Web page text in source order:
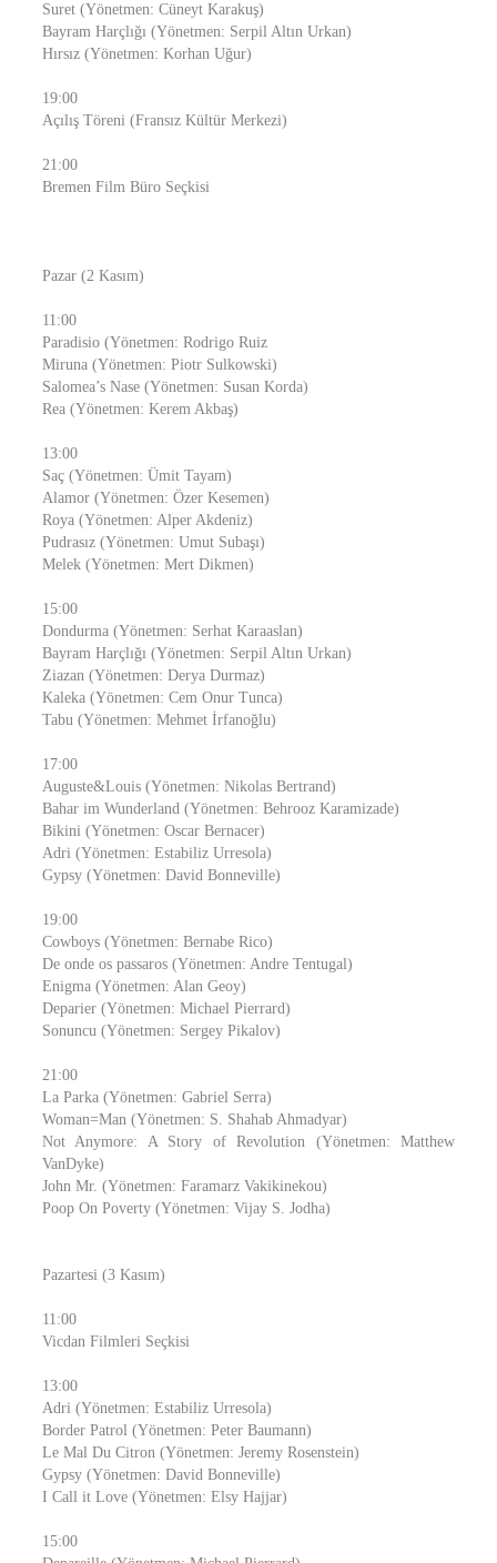
Suret (Yönetmen: Cüneyt Karakuş)
Bayram Harçlığı (Yönetmen: Serpil Altın Urkan)
Hırsız (Yönetmen: Korhan Uğur)
19:00
Açılış Töreni (Fransız Kültür Merkezi)
21:00
Bremen Film Büro Seçkisi
Pazar (2 Kasım)
11:00
Paradisio (Yönetmen: Rodrigo Ruiz
Miruna (Yönetmen: Piotr Sulkowski)
Salomea’s Nase (Yönetmen: Susan Korda)
Rea (Yönetmen: Kerem Akbaş)
13:00
Saç (Yönetmen: Ümit Tayam)
Alamor (Yönetmen: Özer Kesemen)
Roya (Yönetmen: Alper Akdeniz)
Pudrasız (Yönetmen: Umut Subaşı)
Melek (Yönetmen: Mert Dikmen)
15:00
Dondurma (Yönetmen: Serhat Karaaslan)
Bayram Harçlığı (Yönetmen: Serpil Altın Urkan)
Ziazan (Yönetmen: Derya Durmaz)
Kaleka (Yönetmen: Cem Onur Tunca)
Tabu (Yönetmen: Mehmet İrfanoğlu)
17:00
Auguste&Louis (Yönetmen: Nikolas Bertrand)
Bahar im Wunderland (Yönetmen: Behrooz Karamizade)
Bikini (Yönetmen: Oscar Bernacer)
Adri (Yönetmen: Estabiliz Urresola)
Gypsy (Yönetmen: David Bonneville)
19:00
Cowboys (Yönetmen: Bernabe Rico)
De onde os passaros (Yönetmen: Andre Tentugal)
Enigma (Yönetmen: Alan Geoy)
Deparier (Yönetmen: Michael Pierrard)
Sonuncu (Yönetmen: Sergey Pikalov)
21:00
La Parka (Yönetmen: Gabriel Serra)
Woman=Man (Yönetmen: S. Shahab Ahmadyar)
Not Anymore: A Story of Revolution (Yönetmen: Matthew
VanDyke)
John Mr. (Yönetmen: Faramarz Vakikinekou)
Poop On Poverty (Yönetmen: Vijay S. Jodha)
Pazartesi (3 Kasım)
11:00
Vicdan Filmleri Seçkisi
13:00
Adri (Yönetmen: Estabiliz Urresola)
Border Patrol (Yönetmen: Peter Baumann)
Le Mal Du Citron (Yönetmen: Jeremy Rosenstein)
Gypsy (Yönetmen: David Bonneville)
I Call it Love (Yönetmen: Elsy Hajjar)
15:00